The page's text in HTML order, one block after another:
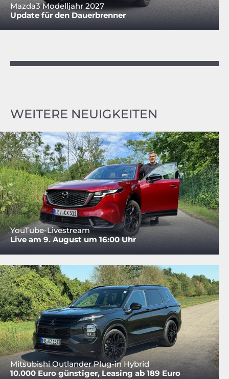
Mazda3 Modelljahr 2027
Update für den Dauerbrenner
WEITERE NEUIGKEITEN
YouTube-Livestream
Live am 9. August um 16:00 Uhr
Mitsubishi Outlander Plug-in Hybrid
10.000 Euro günstiger, Leasing ab 189 Euro